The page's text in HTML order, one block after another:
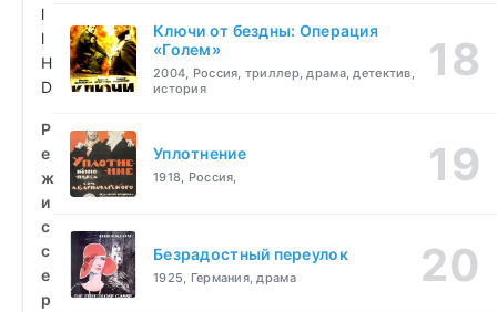
l
l
H
D
Р
е
ж
и
с
с
е
р
Ключи от бездны: Операция
«Голем»
2004, Россия, триллер, драма, детектив,
история
Уплотнение
1918, Россия,
Безрадостный переулок
1925, Германия, драма